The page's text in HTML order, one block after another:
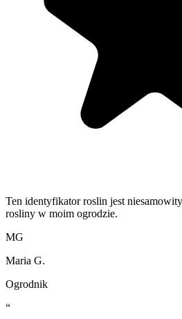
Ten identyfikator roslin jest
rosliny w moim ogrodzie.
MG
Maria G.
Ogrodnik
“